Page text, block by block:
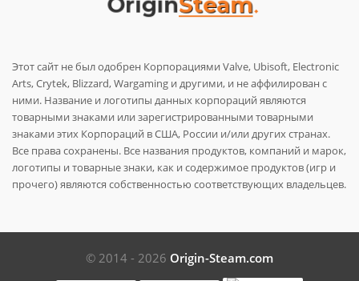
Этот сайт не был одобрен Корпорациями Valve, Ubisoft, Electronic
Arts, Crytek, Blizzard, Wargaming и другими, и не аффилирован с
ними. Название и логотипы данных корпораций являются
товарными знаками или зарегистрированными товарными
знаками этих Корпораций в США, России и/или других странах.
Все права сохранены. Все названия продуктов, компаний и марок,
логотипы и товарные знаки, как и содержимое продуктов (игр и
прочего) являются собственностью соответствующих владельцев.
© 2014 - 2026 Origin-Steam.com